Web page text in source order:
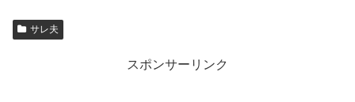
サレ夫
スポンサーリンク